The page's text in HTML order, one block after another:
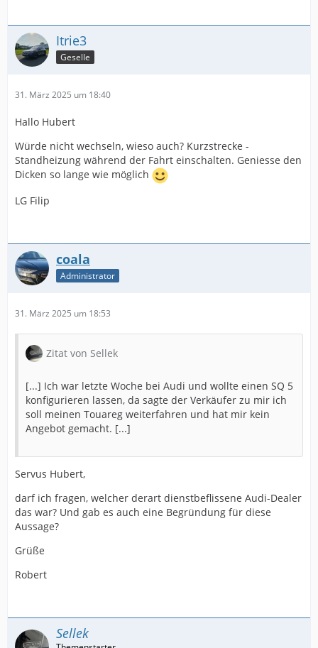
Itrie3
Geselle
31. März 2025 um 18:40
Hallo Hubert
Würde nicht wechseln, wieso auch? Kurzstrecke -
Standheizung während der Fahrt einschalten. Geniesse den
Dicken so lange wie möglich
LG Filip
coala
Administrator
31. März 2025 um 18:53
Zitat von Sellek
[...] Ich war letzte Woche bei Audi und wollte einen SQ 5
konfigurieren lassen, da sagte der Verkäufer zu mir ich
soll meinen Touareg weiterfahren und hat mir kein
Angebot gemacht. [...]
Servus Hubert,
darf ich fragen, welcher derart dienstbeflissene Audi-Dealer
das war? Und gab es auch eine Begründung für diese
Aussage?
Grüße
Robert
Sellek